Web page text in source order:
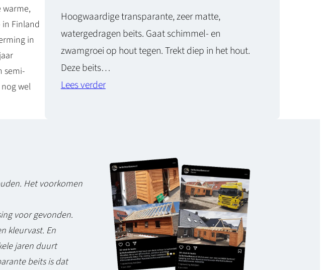
Finland
in
semi-
wel
Hoogwaardige transparante, zeer matte,
watergedragen beits. Gaat schimmel- en
zwamgroei op hout tegen. Trekt diep in het hout.
Deze beits…
Lees verder
Het voorkomen
voor gevonden.
kleurvast. En
jaren duurt
beits is dat